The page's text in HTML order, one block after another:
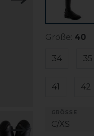
Größe: 40
34 35
41 42